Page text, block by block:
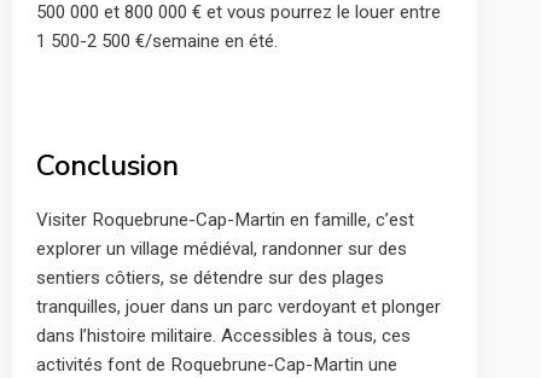
500 000 et 800 000 € et vous pourrez le louer entre
1 500-2 500 €/semaine en été.
Conclusion
Visiter Roquebrune-Cap-Martin en famille, c’est
explorer un village médiéval, randonner sur des
sentiers côtiers, se détendre sur des plages
tranquilles, jouer dans un parc verdoyant et plonger
dans l’histoire militaire. Accessibles à tous, ces
activités font de Roquebrune-Cap-Martin une